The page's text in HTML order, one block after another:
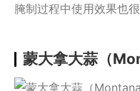
腌制过程中使用效果也很
蒙大拿大蒜（